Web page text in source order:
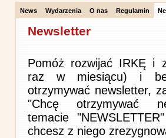
News Wydarzenia O nas Regulamin
Newsletter
Pomóż rozwijać IRKĘ i
raz w miesiącu) i
otrzymywać newsletter,
"Chcę otrzymywać
temacie
chcesz z niego